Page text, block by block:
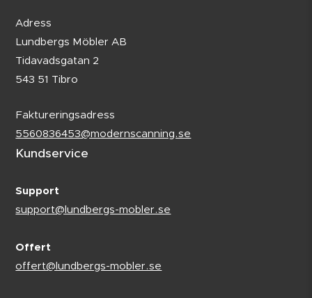
Adress
Lundbergs Möbler AB
Tidavadsgatan 2
543 51 Tibro
Faktureringsadress
5560836453@modernscanning.se
Kundservice
Support
support@lundbergs-mobler.se
Offert
offert@lundbergs-mobler.se